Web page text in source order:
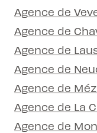
Agence de
Agence de
Agence de
Agence de
Agence de
Agence de La
Agence de